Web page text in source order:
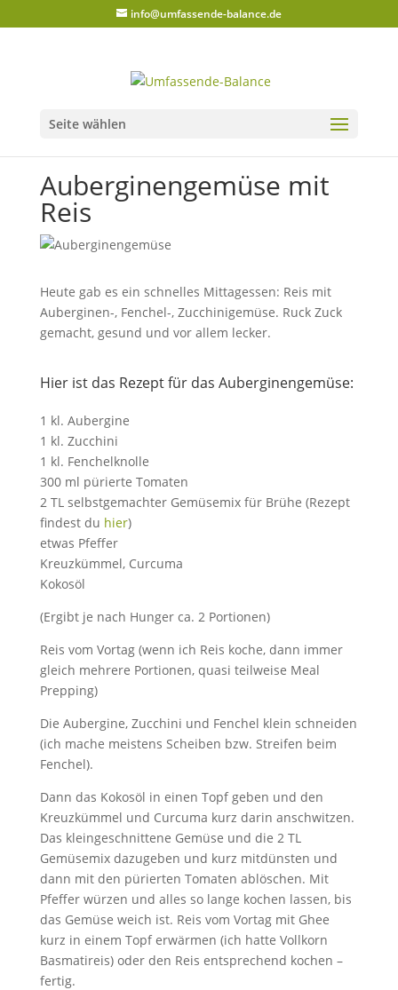
info@umfassende-balance.de
Seite wählen
Auberginengemüse mit
Reis
Heute gab es ein schnelles Mittagessen: Reis mit
Auberginen-, Fenchel-, Zucchinigemüse. Ruck Zuck
gemacht, gesund und vor allem lecker.
Hier ist das Rezept für das Auberginengemüse:
1 kl. Aubergine
1 kl. Zucchini
1 kl. Fenchelknolle
300 ml pürierte Tomaten
2 TL selbstgemachter Gemüsemix für Brühe (Rezept
findest du hier)
etwas Pfeffer
Kreuzkümmel, Curcuma
Kokosöl
(Ergibt je nach Hunger ca. 2 Portionen)
Reis vom Vortag (wenn ich Reis koche, dann immer
gleich mehrere Portionen, quasi teilweise Meal
Prepping)
Die Aubergine, Zucchini und Fenchel klein schneiden
(ich mache meistens Scheiben bzw. Streifen beim
Fenchel).
Dann das Kokosöl in einen Topf geben und den
Kreuzkümmel und Curcuma kurz darin anschwitzen.
Das kleingeschnittene Gemüse und die 2 TL
Gemüsemix dazugeben und kurz mitdünsten und
dann mit den pürierten Tomaten ablöschen. Mit
Pfeffer würzen und alles so lange kochen lassen, bis
das Gemüse weich ist. Reis vom Vortag mit Ghee
kurz in einem Topf erwärmen (ich hatte Vollkorn
Basmatireis) oder den Reis entsprechend kochen –
fertig.